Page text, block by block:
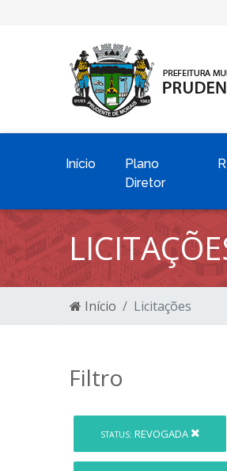
Início
Plano
Diretor
Início Licitações
Filtro
STATUS: REVOGADA